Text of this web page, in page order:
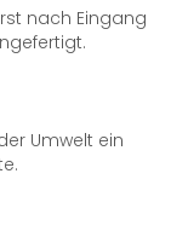
nach Eingang
Umwelt ein